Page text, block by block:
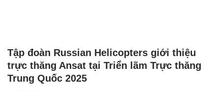
Tập đoàn Russian Helicopters giới thiệu
trực thăng Ansat tại Triển lãm Trực thăng
Trung Quốc 2025